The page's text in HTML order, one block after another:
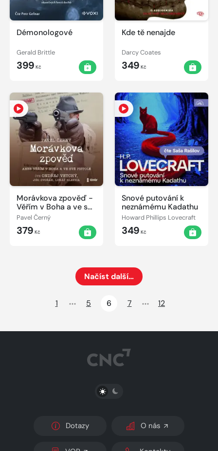
Démonologové
Gerald Brittle
399 Kč
Kde tě nenajde
Darcy Coates
349 Kč
Morávkova zpověď -
Věřím v Boha a ve své
pistole
Pavel Černý
379 Kč
Snové putování k
neznámému Kadathu
Howard Phillips Lovecraft
349 Kč
Načíst další…
1
5 6 7 12
PŘEPNOUT SVĚTLÝ/TMAVÝ REŽIM
Dotazy O nás